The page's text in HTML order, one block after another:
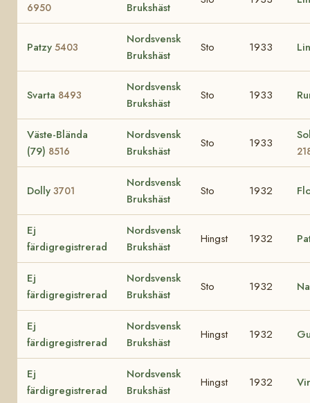
6950 Brukshäst
Patzy 5403
Nordsvensk
Brukshäst
Sto 1933
Svarta 8493
Nordsvensk
Brukshäst
Sto 1933
Väste-Blända
(79) 8516
Nordsvensk
Brukshäst
Sto 1933
Dolly 3701
Nordsvensk
Brukshäst
Sto 1932
Ej
färdigregistrerad
Nordsvensk
Brukshäst
Hingst 1932
Ej
färdigregistrerad
Nordsvensk
Brukshäst
Sto 1932
Ej
färdigregistrerad
Nordsvensk
Brukshäst
Hingst 1932
Ej
färdigregistrerad
Nordsvensk
Brukshäst
Hingst 1932